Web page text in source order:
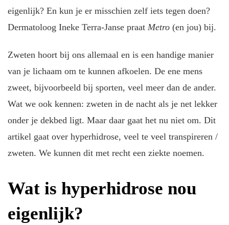
eigenlijk? En kun je er misschien zelf iets tegen doen?
Dermatoloog Ineke Terra-Janse praat Metro(en jou) bij.
Zweten hoort bij ons allemaal en is een handige manier
van je lichaam om te kunnen afkoelen. De ene mens
zweet, bijvoorbeeld bij sporten, veel meer dan de ander.
Wat we ook kennen: zweten in de nacht als je net lekker
onder je dekbed ligt. Maar daar gaat het nu niet om. Dit
artikel gaat over hyperhidrose, veel te veel transpireren /
zweten. We kunnen dit met recht een ziekte noemen.
Wat is hyperhidrose nou
eigenlijk?